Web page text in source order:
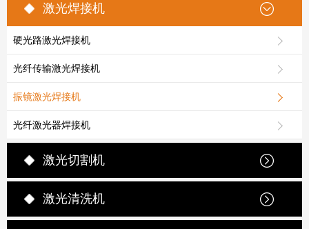
激光焊接机
硬光路激光焊接机
光纤传输激光焊接机
振镜激光焊接机
光纤激光器焊接机
激光切割机
激光清洗机